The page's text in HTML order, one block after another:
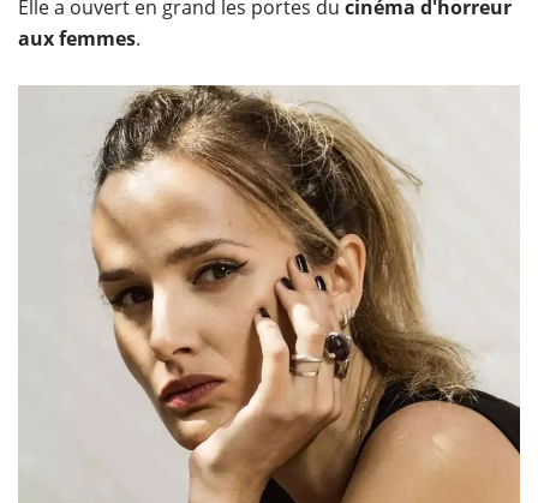
Elle a ouvert en grand les portes du cinéma d'horreur
aux femmes.